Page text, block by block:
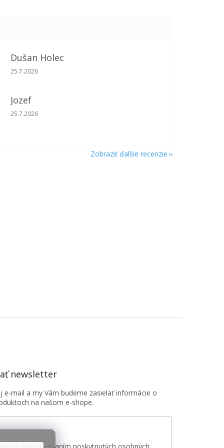
Dušan Holec
Hodnotenie obchodu je 5 z 5 hviezdičiek.
25.7.2026
Jozef
Hodnotenie obchodu je 5 z 5 hviezdičiek.
25.7.2026
Zobraziť ďalšie recenzie
newsletter
e-mail a my Vám budeme zasielať informácie o
na našom e-shope.